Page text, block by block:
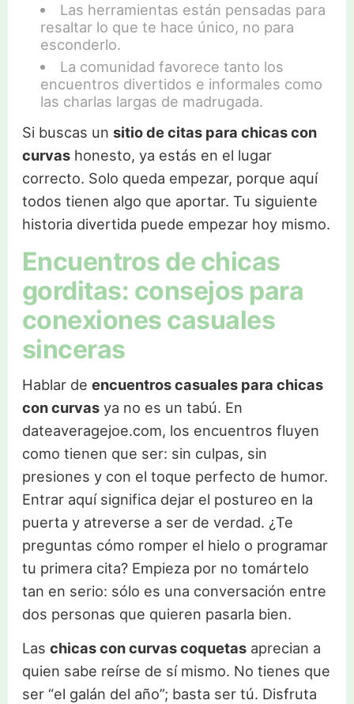
Las herramientas están pensadas para
resaltar lo que te hace único, no para
esconderlo.
La comunidad favorece tanto los
encuentros divertidos e informales como
las charlas largas de madrugada.
Si buscas un sitio de citas para chicas con
curvashonesto, ya estás en el lugar
correcto. Solo queda empezar, porque aquí
todos tienen algo que aportar. Tu siguiente
historia divertida puede empezar hoy mismo.
Encuentros de chicas
gorditas: consejos para
conexiones casuales
sinceras
Hablar de encuentros casuales para chicas
con curvasya no es un tabú. En
dateaveragejoe.com, los encuentros fluyen
como tienen que ser: sin culpas, sin
presiones y con el toque perfecto de humor.
Entrar aquí significa dejar el postureo en la
puerta y atreverse a ser de verdad. ¿Te
preguntas cómo romper el hielo o programar
tu primera cita? Empieza por no tomártelo
tan en serio: sólo es una conversación entre
dos personas que quieren pasarla bien.
Las chicas con curvas coquetasaprecian a
quien sabe reírse de sí mismo. No tienes que
ser “el galán del año”; basta ser tú. Disfruta